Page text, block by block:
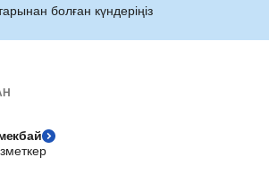
болған күндеріңіз